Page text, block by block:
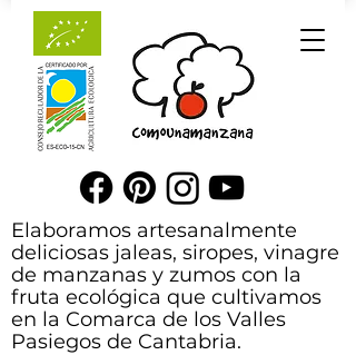
Elaboramos artesanalmente
deliciosas jaleas, siropes, vinagre
de manzanas y zumos con la
fruta ecológica que cultivamos
en la Comarca de los Valles
Pasiegos de Cantabria.